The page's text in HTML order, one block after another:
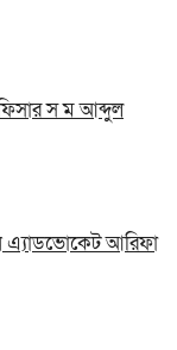
স ম আব্দুল
এ্যাডভোকেট আরিফা